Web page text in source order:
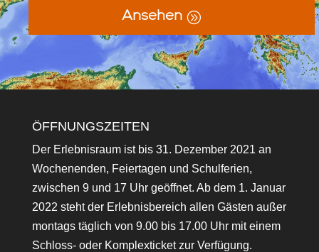
Ansehen
ÖFFNUNGSZEITEN
Der Erlebnisraum ist bis 31. Dezember 2021 an
Wochenenden, Feiertagen und Schulferien,
zwischen 9 und 17 Uhr geöffnet. Ab dem 1. Januar
2022 steht der Erlebnisbereich allen Gästen außer
montags täglich von 9.00 bis 17.00 Uhr mit einem
Schloss- oder Komplexticket zur Verfügung.